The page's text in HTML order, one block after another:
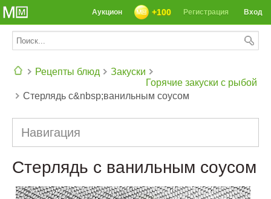
СЕГОДНЯ: 39142 РЕЦЕПТА
Вход
Регистрация
+100
Аукцион
Рецепты блюд
Закуски
Горячие закуски с рыбой
Стерлядь с&nbsp;ванильным соусом
Навигация
Стерлядь с ванильным соусом